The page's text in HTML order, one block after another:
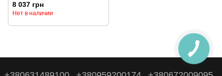
8 037 грн
Нет в наличии